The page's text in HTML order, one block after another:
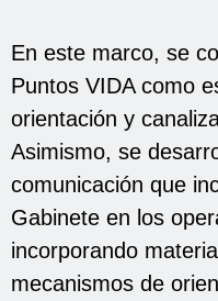
En este marco, se
Puntos VIDA como
orientación y
Asimismo, se
comunicación que
Gabinete en los
incorporando
mecanismos de